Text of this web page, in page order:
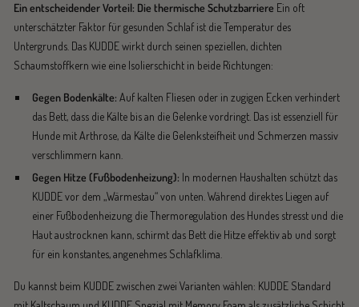
Ein entscheidender Vorteil: Die thermische Schutzbarriere Ein oft
unterschätzter Faktor für gesunden Schlaf ist die Temperatur des
Untergrunds. Das KUDDE wirkt durch seinen speziellen, dichten
Schaumstoffkern wie eine Isolierschicht in beide Richtungen:
Gegen Bodenkälte: Auf kalten Fliesen oder in zugigen Ecken verhindert
das Bett, dass die Kälte bis an die Gelenke vordringt. Das ist essenziell für
Hunde mit Arthrose, da Kälte die Gelenksteifheit und Schmerzen massiv
verschlimmern kann.
Gegen Hitze (Fußbodenheizung): In modernen Haushalten schützt das
KUDDE vor dem „Wärmestau“ von unten. Während direktes Liegen auf
einer Fußbodenheizung die Thermoregulation des Hundes stresst und die
Haut austrocknen kann, schirmt das Bett die Hitze effektiv ab und sorgt
für ein konstantes, angenehmes Schlafklima.
Du kannst beim KUDDE zwischen zwei Varianten wählen: KUDDE Standard